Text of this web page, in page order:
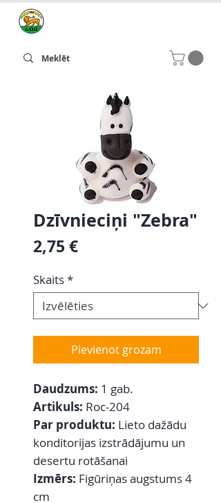
Dzīvnieciņi "Zebra"
2,75 €Cena
Skaits*
Pievienot grozam
Daudzums: 1 gab.
Artikuls: Roc-204
Par produktu: Lieto dažādu
konditorijas izstrādājumu un
desertu rotāšanai
Izmērs: Figūriņas augstums 4
cm